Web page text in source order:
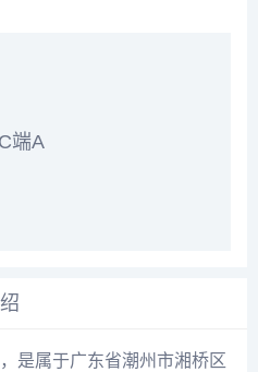
端A
是属于广东省潮州市湘桥区